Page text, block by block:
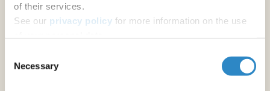
of their services.
See our privacy policy for more information on the use
Selection
Necessary
アブストラクトの校正